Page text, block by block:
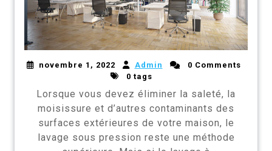
novembre 1, 2022 Admin
0 Comments
0 tags
Lorsque vous devez éliminer la saleté, la
moisissure et d’autres contaminants des
surfaces extérieures de votre maison, le
lavage sous pression reste une méthode